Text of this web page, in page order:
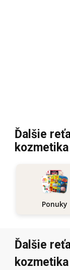
Ďalšie
kozmetika
Ponuky
Ďalšie
kozmetika